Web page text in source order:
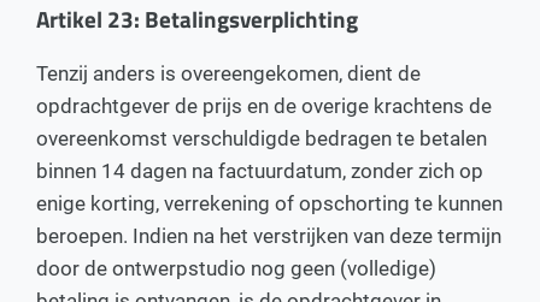
Artikel 23: Betalingsverplichting
Tenzij anders is overeengekomen, dient de
opdrachtgever de prijs en de overige krachtens de
overeenkomst verschuldigde bedragen te betalen
binnen 14 dagen na factuurdatum, zonder zich op
enige korting, verrekening of opschorting te kunnen
beroepen. Indien na het verstrijken van deze termijn
door de ontwerpstudio nog geen (volledige)